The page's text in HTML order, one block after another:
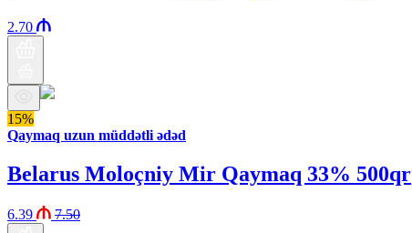
2.70
15%
Qaymaq uzun müddətli ədəd
Belarus Moloçniy Mir Qaymaq 33% 500qr
6.39 7.50